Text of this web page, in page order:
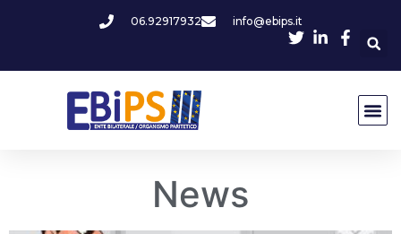
06.92917932 info@ebips.it
News